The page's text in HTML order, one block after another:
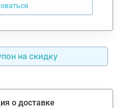
на скидку
о доставке